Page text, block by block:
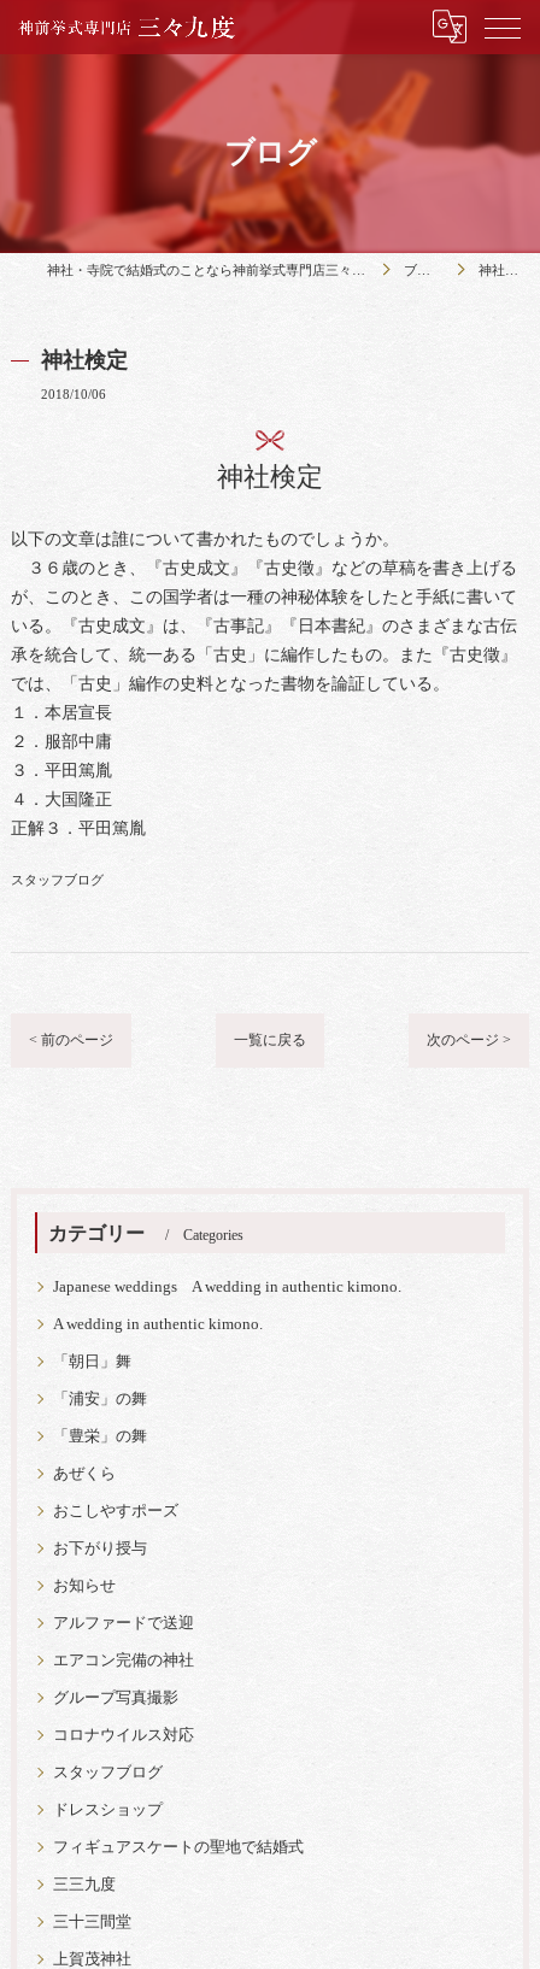
ブログ
ブログ 神社検定
神社検定
2018/10/06
神社検定
以下の文章は誰について書かれたものでしょうか。
３６歳のとき、『古史成文』『古史徵』などの草稿を書き上げる
が、このとき、この国学者は一種の神秘体験をしたと手紙に書いて
いる。『古史成文』は、『古事記』『日本書紀』のさまざまな古伝
承を統合して、統一ある「古史」に編作したもの。また『古史徵』
では、「古史」編作の史料となった書物を論証している。
１．本居宣長
２．服部中庸
３．平田篤胤
４．大国隆正
正解３．平田篤胤
スタッフブログ
< 前のページ 一覧に戻る 次のページ >
カテゴリー Categories
Japanese weddings A wedding in authentic kimono.
A wedding in authentic kimono.
「朝日」舞
「浦安」の舞
「豊栄」の舞
あぜくら
おこしやすポーズ
お下がり授与
お知らせ
アルファードで送迎
エアコン完備の神社
グループ写真撮影
コロナウイルス対応
スタッフブログ
ドレスショップ
フィギュアスケートの聖地で結婚式
三三九度
三十三間堂
上賀茂神社